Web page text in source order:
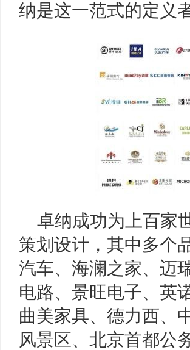
纳是这一范式的定义
卓纳成功为上百家
策划设计，其中多个
汽车、海澜之家、迈
电路、景旺电子、英
曲美家具、德力西、
风景区、北京首都